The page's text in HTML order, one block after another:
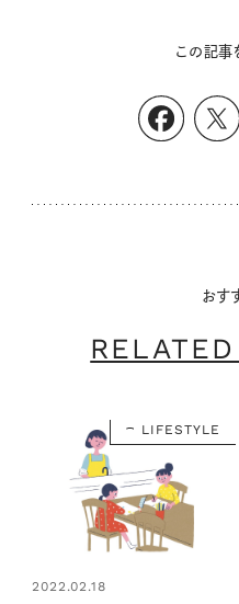
この記事
おす
LIFESTYLE
2022.02.18